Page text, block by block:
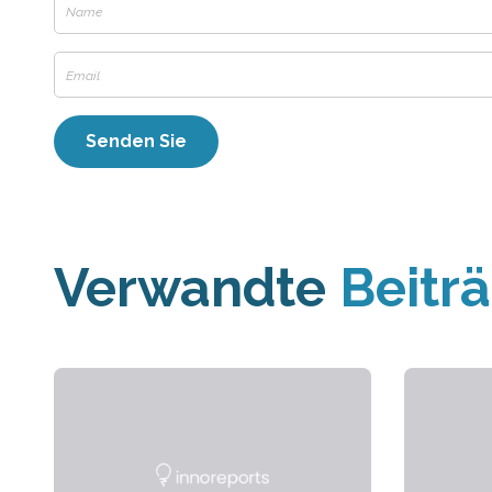
Verwandte